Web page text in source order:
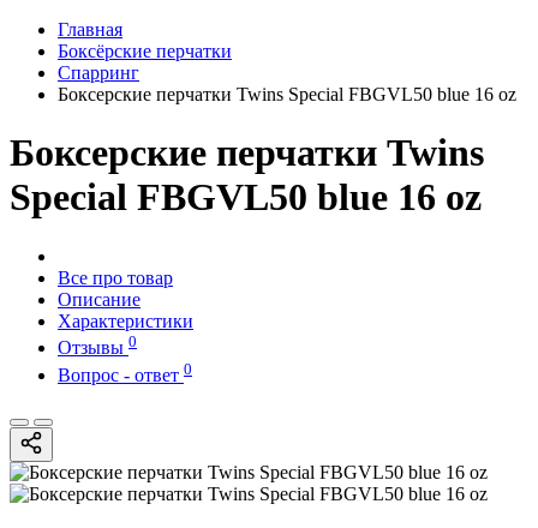
Главная
Боксёрские перчатки
Спарринг
Боксерские перчатки Twins Special FBGVL50 blue 16 oz
Боксерские перчатки Twins
Special FBGVL50 blue 16 oz
Все про товар
Описание
Характеристики
Отзывы 0
Вопрос - ответ 0